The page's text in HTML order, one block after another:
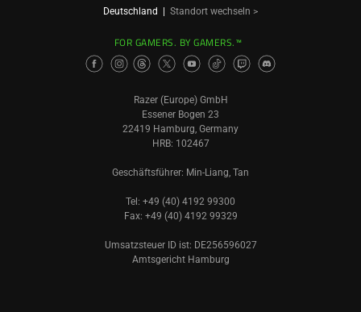
Deutschland Standort wechseln >
FOR GAMERS. BY GAMERS.™
Razer (Europe) GmbH
Essener Bogen 23
22419 Hamburg, Germany
HRB: 102467
Geschäftsführer: Min-Liang, Tan
Tel: +49 (40) 4192 99300
Fax: +49 (40) 4192 99329
Umsatzsteuer ID ist: DE256596027
Amtsgericht Hamburg